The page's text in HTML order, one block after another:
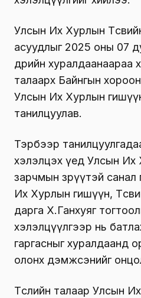
Улсын Их Хурлын
асуудлыг 2025 оны 07
өдрийн хуралдаанаараа
талаарх Байнгын
Улсын Их Хурлын
танилцуулав.
Тэрбээр
хэлэлцэх үед Улсын
зарчмын зөрүүтэй санал
Их Хурлын гишүүн,
дарга Х.Ганхуяг
хэлэлцүүлгээр нь
гаргасныг хуралдаанд
олонх дэмжсэнийг
Төслийн талаар Улсын